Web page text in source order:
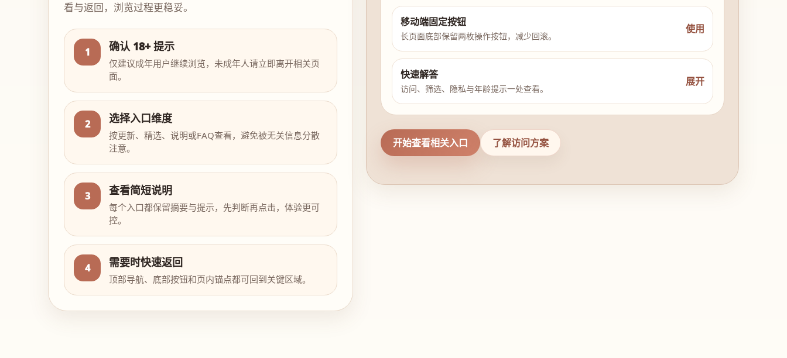
看与返回，浏览过程更稳妥。
1 确认 18+ 提示
仅建议成年用户继续浏览，未成年人请立即离开相关页
面。
2 选择入口维度
按更新、精选、说明或FAQ查看，避免被无关信息分散
注意。
3 查看简短说明
每个入口都保留摘要与提示，先判断再点击，体验更可
控。
4 需要时快速返回
顶部导航、底部按钮和页内锚点都可回到关键区域。
移动端固定按钮
长页面底部保留两枚操作按钮，减少回滚。
使用
快速解答
访问、筛选、隐私与年龄提示一处查看。
展开
开始查看相关入口 了解访问方案